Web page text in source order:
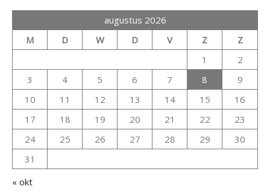
augustus 2026
M
D W D V Z
Z
1
2
3
4 5 6 7 8
9
10
11 12 13 14 15
16
17
18 19 20 21 22
23
24
25 26 27 28 29
30
31
« okt